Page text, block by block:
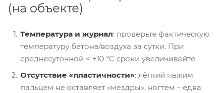
(на объекте)
Температура и журнал: проверьте фактическую
температуру бетона/воздуха за сутки. При
среднесуточной < +10 °C сроки увеличивайте.
Отсутствие «пластичности»: лёгкий нажим
пальцем не оставляет «мездры», ногтем – едва